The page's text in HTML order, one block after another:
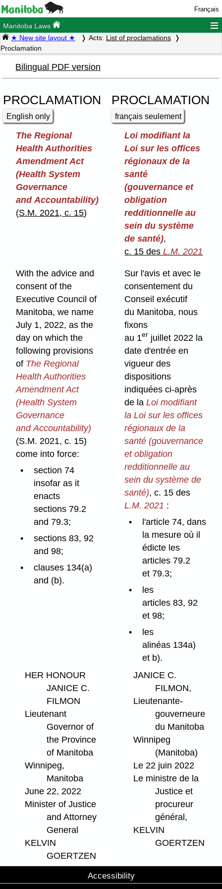
Français
Manitoba Laws ≡
★ New site layout ★ Acts: List of proclamations
Proclamation
Bilingual PDF version
PROCLAMATION
English only
PROCLAMATION
français seulement
The Regional
Health Authorities
Amendment Act
(Health System
Governance
and Accountability)
(S.M. 2021, c. 15)
Loi modifiant la
Loi sur les offices
régionaux de la
santé
(gouvernance et
obligation
redditionnelle au
sein du système
de santé),
c. 15 desL.M. 2021
With the advice and
consent of the
Executive Council of
Manitoba, we name
July 1, 2022, as the
day on which the
following provisions
of The Regional
Health Authorities
Amendment Act
(Health System
Governance
and Accountability)
(S.M. 2021, c. 15)
come into force:
section 74
insofar as it
enacts
sections 79.2
and 79.3;
sections 83, 92
and 98;
clauses 134(a)
and (b).
Sur l'avis et avec le
consentement du
Conseil exécutif
du Manitoba, nous
fixons
au 1er juillet 2022 la
date d'entrée en
vigueur des
dispositions
indiquées ci-après
de laLoi modifiant
la Loi sur les offices
régionaux de la
santé (gouvernance
et obligation
redditionnelle au
sein du système de
santé), c. 15 des
L.M. 2021 :
l'article 74, dans
la mesure où il
édicte les
articles 79.2
et 79.3;
les
articles 83, 92
et 98;
les
alinéas 134a)
et b).
HER HONOUR
JANICE C.
FILMON
Lieutenant
Governor of
the Province
of Manitoba
Winnipeg,
Manitoba
June 22, 2022
Minister of Justice
and Attorney
General
KELVIN
GOERTZEN
JANICE C.
FILMON,
Lieutenante-
gouverneure
du Manitoba
Winnipeg
(Manitoba)
Le 22 juin 2022
Le ministre de la
Justice et
procureur
général,
KELVIN
GOERTZEN
Accessibility